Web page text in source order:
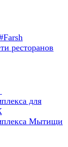
ресторанов
для
Мытищи